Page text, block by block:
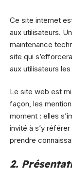
Ce site internet
aux utilisateurs.
maintenance
site qui
aux utilisateurs
Le site web est
façon, les
moment : elles
invité à s’y
prendre
2.